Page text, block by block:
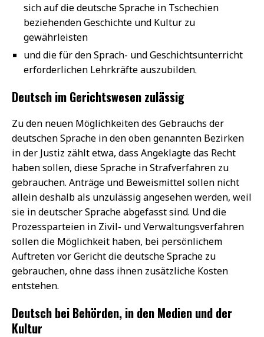
sich auf die deutsche Sprache in Tschechien
beziehenden Geschichte und Kultur zu
gewährleisten
und die für den Sprach- und Geschichtsunterricht
erforderlichen Lehrkräfte auszubilden.
Deutsch im Gerichtswesen zulässig
Zu den neuen Möglichkeiten des Gebrauchs der
deutschen Sprache in den oben genannten Bezirken
in der Justiz zählt etwa, dass Angeklagte das Recht
haben sollen, diese Sprache in Strafverfahren zu
gebrauchen. Anträge und Beweismittel sollen nicht
allein deshalb als unzulässig angesehen werden, weil
sie in deutscher Sprache abgefasst sind. Und die
Prozessparteien in Zivil- und Verwaltungsverfahren
sollen die Möglichkeit haben, bei persönlichem
Auftreten vor Gericht die deutsche Sprache zu
gebrauchen, ohne dass ihnen zusätzliche Kosten
entstehen.
Deutsch bei Behörden, in den Medien und der
Kultur